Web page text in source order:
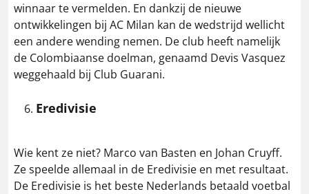
winnaar te vermelden. En dankzij de nieuwe
ontwikkelingen bij AC Milan kan de wedstrijd wellicht
een andere wending nemen. De club heeft namelijk
de Colombiaanse doelman, genaamd Devis Vasquez
weggehaald bij Club Guarani.
Eredivisie
Wie kent ze niet? Marco van Basten en Johan Cruyff.
Ze speelde allemaal in de Eredivisie en met resultaat.
De Eredivisie is het beste Nederlands betaald voetbal